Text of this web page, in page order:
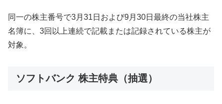
同一の株主番号で3月31日および9月30日最終の当社株主
名簿に、3回以上連続で記載または記録されている株主が
対象。
ソフトバンク 株主特典（抽選）